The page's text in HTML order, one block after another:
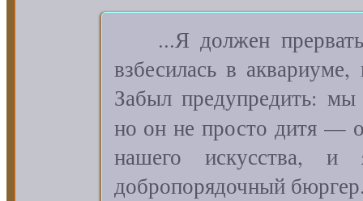
...Я должен
взбесилась в
Забыл предупредить:
но он не просто дитя —
нашего
добропорядочный